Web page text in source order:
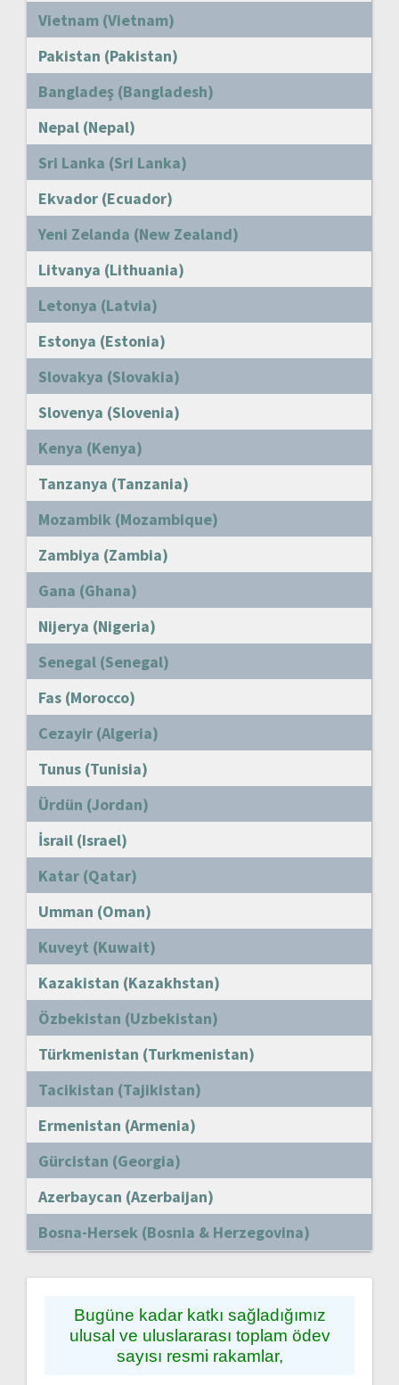
Vietnam (Vietnam)
Pakistan (Pakistan)
Bangladeş (Bangladesh)
Nepal (Nepal)
Sri Lanka (Sri Lanka)
Ekvador (Ecuador)
Yeni Zelanda (New Zealand)
Litvanya (Lithuania)
Letonya (Latvia)
Estonya (Estonia)
Slovakya (Slovakia)
Slovenya (Slovenia)
Kenya (Kenya)
Tanzanya (Tanzania)
Mozambik (Mozambique)
Zambiya (Zambia)
Gana (Ghana)
Nijerya (Nigeria)
Senegal (Senegal)
Fas (Morocco)
Cezayir (Algeria)
Tunus (Tunisia)
Ürdün (Jordan)
İsrail (Israel)
Katar (Qatar)
Umman (Oman)
Kuveyt (Kuwait)
Kazakistan (Kazakhstan)
Özbekistan (Uzbekistan)
Türkmenistan (Turkmenistan)
Tacikistan (Tajikistan)
Ermenistan (Armenia)
Gürcistan (Georgia)
Azerbaycan (Azerbaijan)
Bosna-Hersek (Bosnia & Herzegovina)
Bugüne kadar katkı sağladığımız
ulusal ve uluslararası toplam ödev
sayısı resmi rakamlar,